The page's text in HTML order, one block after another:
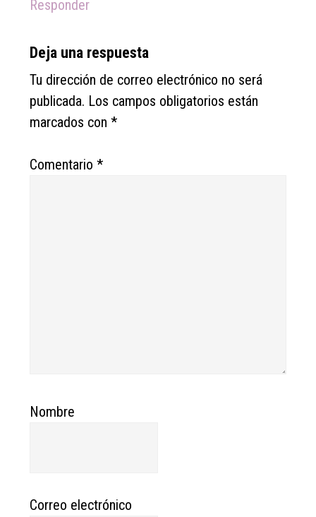
Responder
Deja una respuesta
Tu dirección de correo electrónico no será
publicada. Los campos obligatorios están
marcados con*
Comentario*
Nombre
Correo electrónico